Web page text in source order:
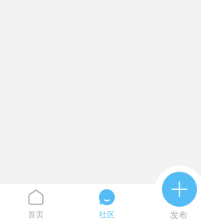

首页

社区

发布